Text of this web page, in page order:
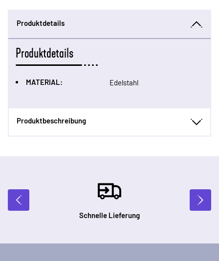
Produktdetails
Produktdetails
MATERIAL: Edelstahl
Produktbeschreibung
Schnelle Lieferung